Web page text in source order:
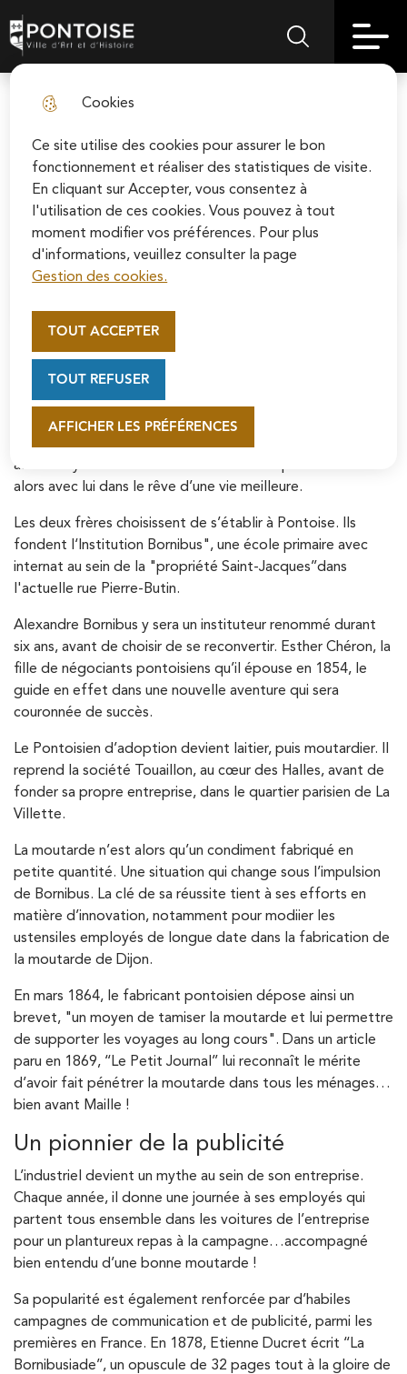
Cookies
Ce site utilise des cookies pour assurer le bon
fonctionnement et réaliser des statistiques de visite.
En cliquant sur Accepter, vous consentez à
l'utilisation de ces cookies. Vous pouvez à tout
moment modifier vos préférences. Pour plus
d'informations, veuillez consulter la page
Gestion des cookies.
AFFICHER LES PRÉFÉRENCES
TOUT ACCEPTER
TOUT REFUSER
to
menu
Skip to
search
Skip to
site map
Soutenez la rénovation de la cathédrale Saint-
Maclou en vous connectant sur le site de la
Fondation du patrimoine.
En savoir plus
Pontoise | Ville d'art et d'histoireMenu principalRechercher sur
de Pontoise
Un industriel novateur
Le fabuleux destin d’Alexandre Bornibus, issu d’une famille
marnaise modeste, se dessine en 1846. Alors âgé de 25
aïeux à Gyé-sur-Seine. Son frère aîné Joseph l’entraîne
alors avec lui dans le rêve d’une vie meilleure.
Les deux frères choisissent de s’établir à Pontoise. Ils
fondent l‘Institution Bornibus", une école primaire avec
internat au sein de la "propriété Saint-Jacques’’dans
l'actuelle rue Pierre-Butin.
Alexandre Bornibus y sera un instituteur renommé durant
six ans, avant de choisir de se reconvertir. Esther Chéron, la
fille de négociants pontoisiens qu’il épouse en 1854, le
guide en effet dans une nouvelle aventure qui sera
couronnée de succès.
Le Pontoisien d’adoption devient laitier, puis moutardier. Il
reprend la société Touaillon, au cœur des Halles, avant de
fonder sa propre entreprise, dans le quartier parisien de La
Villette.
La moutarde n’est alors qu’un condiment fabriqué en
petite quantité. Une situation qui change sous l’impulsion
de Bornibus. La clé de sa réussite tient à ses efforts en
matière d’innovation, notamment pour modiier les
ustensiles employés de longue date dans la fabrication de
la moutarde de Dijon.
En mars 1864, le fabricant pontoisien dépose ainsi un
brevet, "un moyen de tamiser la moutarde et lui permettre
de supporter les voyages au long cours". Dans un article
paru en 1869, ‘‘Le Petit Journal’’ lui reconnaît le mérite
d’avoir fait pénétrer la moutarde dans tous les ménages…
bien avant Maille !
Un pionnier de la publicité
L’industriel devient un mythe au sein de son entreprise.
Chaque année, il donne une journée à ses employés qui
partent tous ensemble dans les voitures de l’entreprise
pour un plantureux repas à la campagne…accompagné
bien entendu d’une bonne moutarde !
Sa popularité est également renforcée par d’habiles
campagnes de communication et de publicité, parmi les
premières en France. En 1878, Etienne Ducret écrit ‘‘La
Bornibusiade’’, un opuscule de 32 pages tout à la gloire de